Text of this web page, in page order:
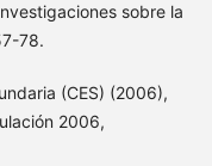
sobre la
78.
(CES) (2006),
2006,